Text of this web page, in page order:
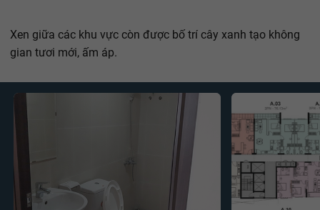
Xen giữa các khu vực còn được bố trí cây xanh tạo không
gian tươi mới, ấm áp.